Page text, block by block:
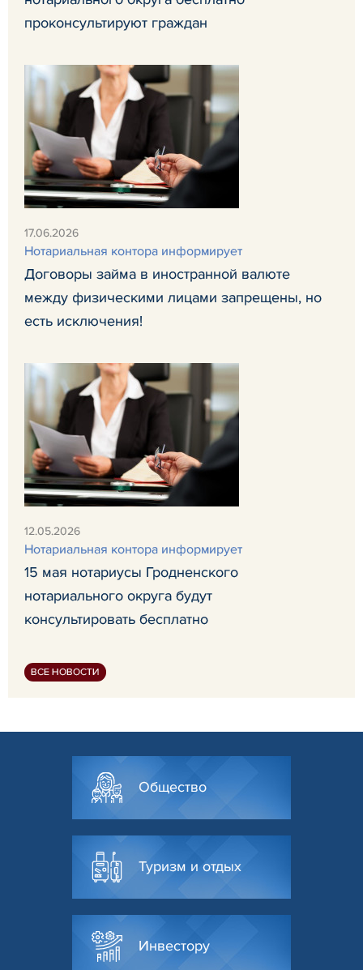
проконсультируют граждан
17.06.2026
Нотариальная контора информирует
Договоры займа в иностранной валюте
между физическими лицами запрещены, но
есть исключения!
12.05.2026
Нотариальная контора информирует
15 мая нотариусы Гродненского
нотариального округа будут
консультировать бесплатно
ВСЕ НОВОСТИ
Общество
Туризм и отдых
Инвестору